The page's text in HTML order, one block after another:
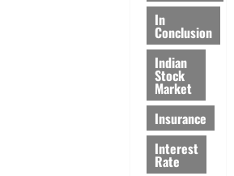
In
Conclusion
Indian
Stock
Market
Insurance
Interest
Rate